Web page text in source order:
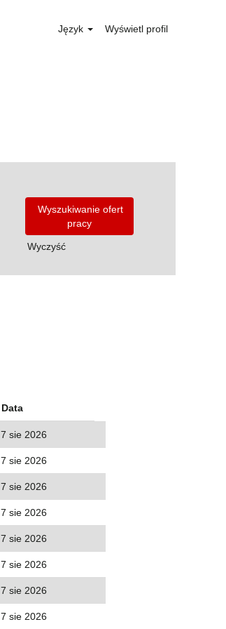
Język Wyświetl profil
Wyczyść
Data
7 sie 2026
7 sie 2026
7 sie 2026
7 sie 2026
7 sie 2026
7 sie 2026
7 sie 2026
7 sie 2026